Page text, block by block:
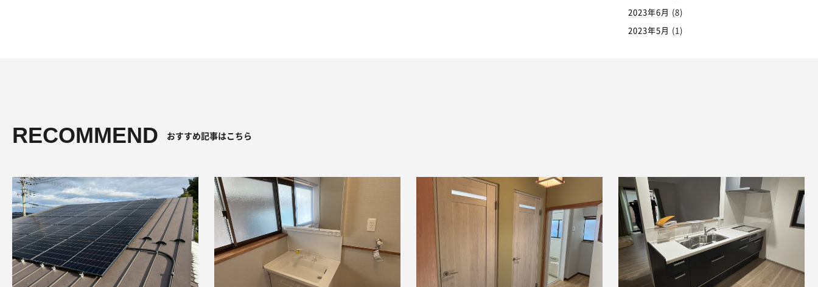
2023年6月 (8)
2023年5月 (1)
RECOMMEND おすすめ記事はこちら